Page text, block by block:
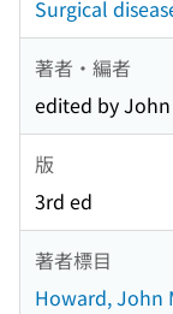
Surgical
著者・編者
edited by
版
3rd ed
著者標目
Howard, John